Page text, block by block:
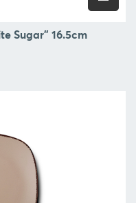
Sugar" 16.5cm